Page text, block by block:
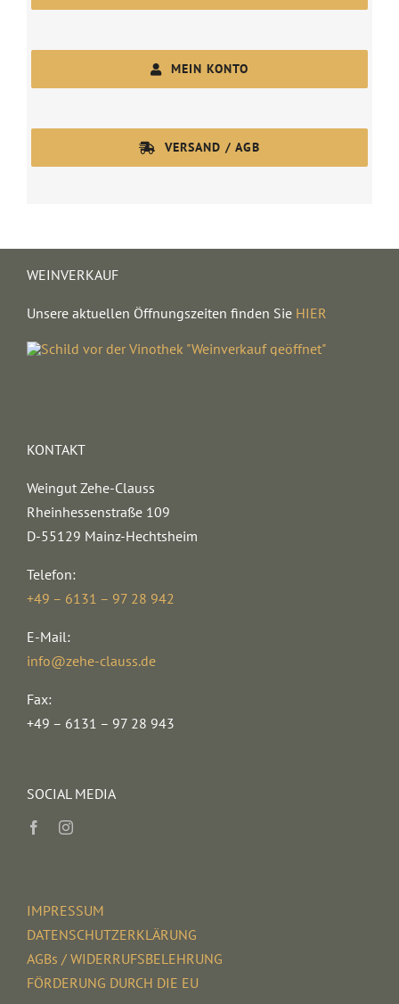
MEIN KONTO
VERSAND / AGB
WEINVERKAUF
Unsere aktuellen Öffnungszeiten finden Sie HIER
KONTAKT
Weingut Zehe-Clauss
Rheinhessenstraße 109
D-55129 Mainz-Hechtsheim
Telefon:
+49 – 6131 – 97 28 942
E-Mail:
info@zehe-clauss.de
Fax:
+49 – 6131 – 97 28 943
SOCIAL MEDIA
IMPRESSUM
DATENSCHUTZERKLÄRUNG
AGBs / WIDERRUFSBELEHRUNG
FÖRDERUNG DURCH DIE EU